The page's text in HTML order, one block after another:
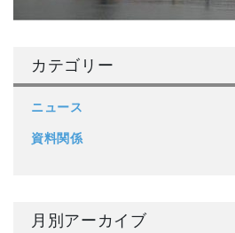
カテゴリー
ニュース
資料関係
月別アーカイブ